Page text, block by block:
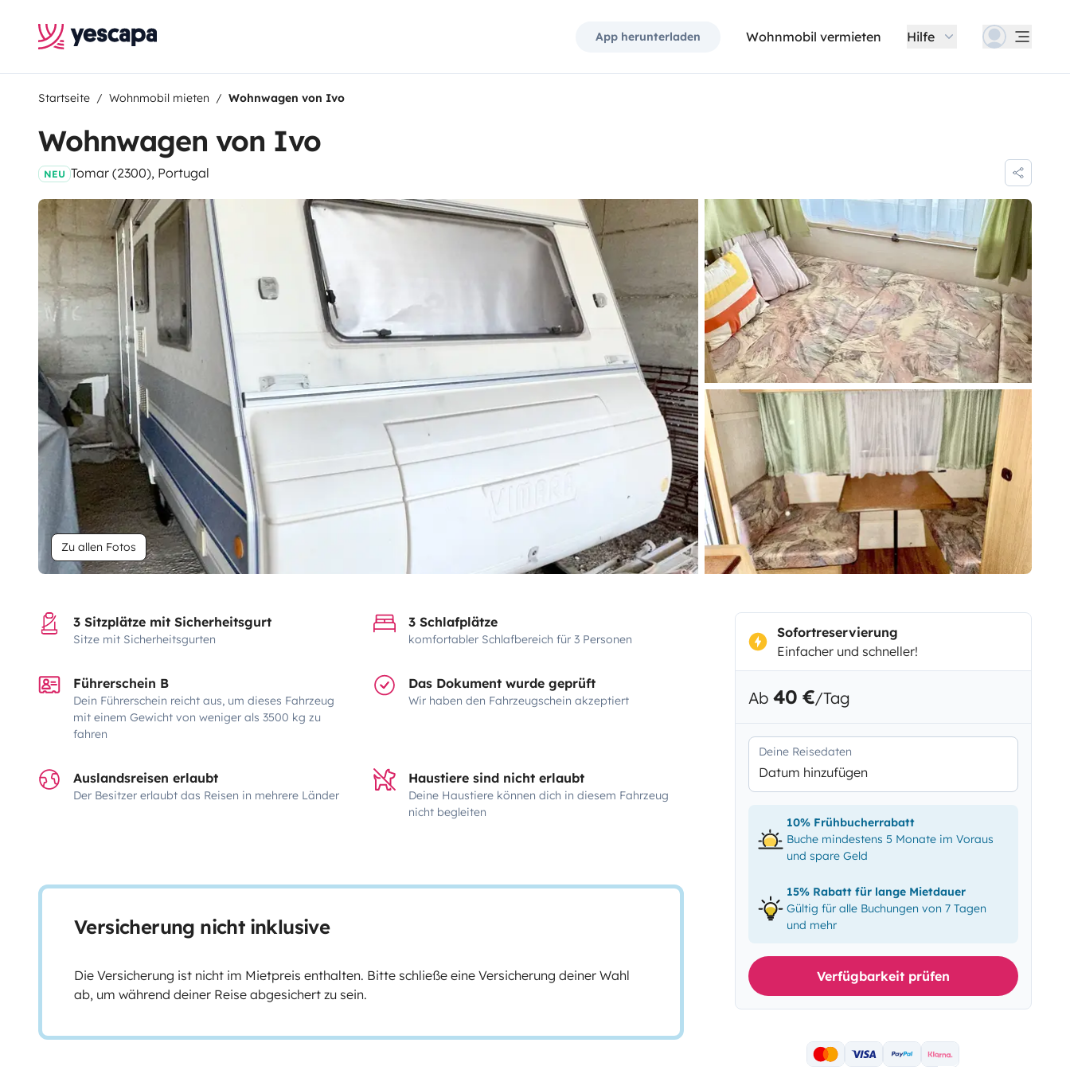
App herunterladen Wohnmobil vermieten Hilfe
Startseite Wohnmobil mieten Wohnwagen von Ivo
Wohnwagen von Ivo
NEU Tomar (2300), Portugal
Zu allen Fotos
3 Sitzplätze mit Sicherheitsgurt
Sitze mit Sicherheitsgurten
3 Schlafplätze
komfortabler Schlafbereich für 3 Personen
Führerschein B
Dein Führerschein reicht aus, um dieses Fahrzeug
mit einem Gewicht von weniger als 3500 kg zu
fahren
Das Dokument wurde geprüft
Wir haben den Fahrzeugschein akzeptiert
Auslandsreisen erlaubt
Der Besitzer erlaubt das Reisen in mehrere Länder
Haustiere sind nicht erlaubt
Deine Haustiere können dich in diesem Fahrzeug
nicht begleiten
Versicherung nicht inklusive
Die Versicherung ist nicht im Mietpreis enthalten. Bitte schließe eine Versicherung deiner Wahl
ab, um während deiner Reise abgesichert zu sein.
Sofortreservierung
Einfacher und schneller!
Ab 40 €/Tag
Deine Reisedaten
Datum hinzufügen
10% Frühbucherrabatt
Buche mindestens 5 Monate im Voraus
und spare Geld
15% Rabatt für lange Mietdauer
Gültig für alle Buchungen von 7 Tagen
und mehr
Verfügbarkeit prüfen